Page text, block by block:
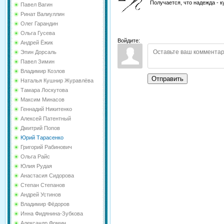
Павел Вагин
Ринат Валиуллин
Олег Гарандин
Ольга Гусева
Андрей Ёжик
Эпин Дорсаль
Павел Зимин
Владимир Козлов
Наталья Кушнир Журавлёва
Тамара Лоскутова
Максим Минасов
Геннадий Никитенко
Алексей Патентный
Дмитрий Попов
Юрий Тарасенко
Григорий Рабинович
Ольга Райс
Юлия Рудая
Анастасия Сидорова
Степан Степанов
Андрей Устинов
Владимир Фёдоров
Инна Фидянина-Зубкова
Получается, что надежда -
Войдите:
Отправить